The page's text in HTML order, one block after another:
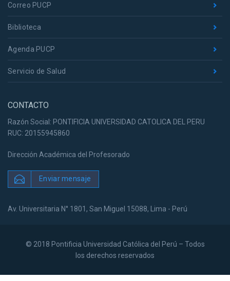
Correo PUCP
Biblioteca
Agenda PUCP
Servicio de Salud
CONTACTO
Razón Social: PONTIFICIA UNIVERSIDAD CATOLICA DEL PERU
RUC: 20155945860
Dirección Académica del Profesorado
Enviar mensaje
Av. Universitaria N° 1801, San Miguel 15088, Lima - Perú
© 2018 Pontificia Universidad Católica del Perú – Todos
los derechos reservados